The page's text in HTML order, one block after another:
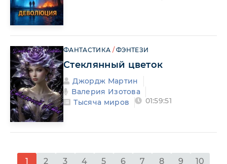
ФАНТАСТИКА /ФЭНТЕЗИ
Стеклянный цветок
Джордж Мартин
Валерия Изотова
Тысяча миров
01:59:51
1 2 3 4 5 6 7 8 9 10